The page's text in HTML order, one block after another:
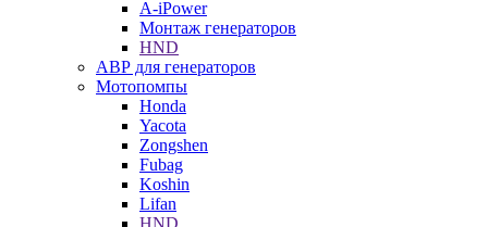
A-iPower
Монтаж генераторов
HND
АВР для генераторов
Мотопомпы
Honda
Yacota
Zongshen
Fubag
Koshin
Lifan
HND